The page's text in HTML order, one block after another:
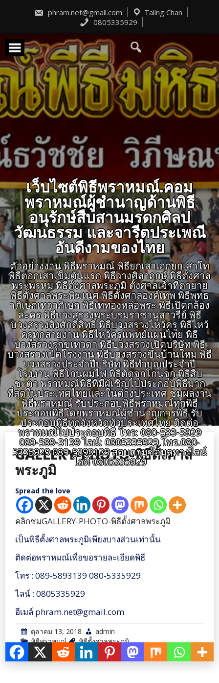
phram.net@gmail.com
Taling Chan
0805335929
เว็บไซต์พิธีพราหมณ์.คอม
พราหมณ์ผู้ชำนาญด้านพิธี
อนุรักษ์สืบสานมรดกศิลป
วัฒนธรรม และจารีตประเพณี
อันดีงามของไทย
ตัวอย่างงาน พิธีพราหมณ์ พิธียกเสาเอกยกเสาโท
พิธีตอกเสาเข็มต้นแรก พิธีวางศิลาฤกษ์ พิธีตั้งศาล
พระพรหม พิธีตั้งศาลพระภูมิ ตั้งศาลเจ้าที่ตายาย
พิธีตั้งศาลพระพิฆเนศ พิธีตั้งศาลองค์เทพ พิธีพุทธ
าภิเษกเทวาภิเษก พิธีเททองหล่อพระ พิธีเปิดกล้อง
ละคร พิธีบวงสรวงพระบรมราชานุสาวรีย์ พิธี
บวงสรวงสิ่งศักดิ์สิทธิ์ พิธีบวงสรวงไหว้ครู พิธีไหว้
ครูทุกสายงาน พิธีไหว้ครูแพทย์แผนไทย พิธี
บวงสรวงรุกขเทวดา พิธีบวงสรวงเปิดบริษัท พิธี
บวงสรวงเปิดโรงงาน พิธีบวงสรวงขึ้นบ้านใหม่ พิธี
บวงสรวงประจำปีบริษัท พิธีทำบุญประจำปี
โรงงาน พิธีโกนผมไฟ พิธีตัดจุกโกนจุก พิธีสืบ
ชะตา พราหมณ์พิธีที่มีผู้เชิญไปประกอบพิธีมาก
ที่สุดในประเทศไทยและในต่างประเทศ ชมผลงาน
พิธีพราหมณ์ รับประกอบพิธีพราหมณ์ทุกพิธี
ประกอบพิธีโดยพราหมณ์ผู้ชำนาญการพิธี รับ
ประกอบพิธีทุกจังหวัดทั่วประเทศไทย ติดต่อ
พราหมณ์ไปประกอบพิธี โทร: 080-533-5929
089-589-3139 ไลน์: 0805335929 โทร.080-
5335929 089-5893139 สอบถามข้อมูลทางไลน์
ไอดี 0805335929
GALLERY-PHOTO-พิธีตั้งศาล
พระภูมิ
Spread the love
คลิกชมGALLERY-PHOTO-พิธีตั้งศาลพระภูมิ
เป็นพิธีตั้งศาลพระภูมิเพียงบางส่วนเท่านั้น
ติดต่อพราหมณ์เพื่อขอรายละเอียดพิธี
โทร : 089-5893139 080-5335929
ไลน์ : 0805335929
อีเมล์ phram.net@gmail.com
ตุลาคม 13, 2018
admin
พิธีพราหมณ์
พิธีตั้งศาลพระภูมิ